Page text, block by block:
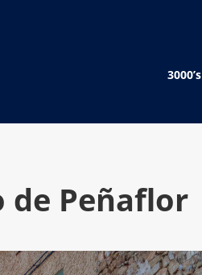
3000’s
de Peñaflor